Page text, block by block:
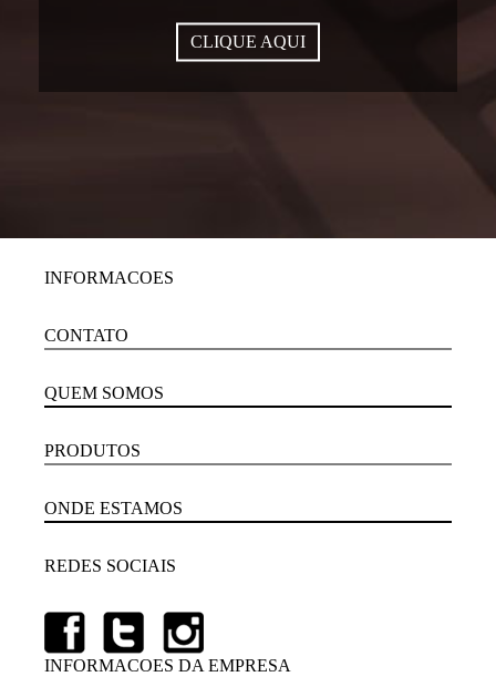
CLIQUE AQUI
INFORMACOES
CONTATO
QUEM SOMOS
PRODUTOS
ONDE ESTAMOS
REDES SOCIAIS
INFORMACOES DA EMPRESA